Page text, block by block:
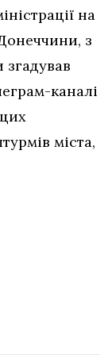
на
з
каналі
міста,